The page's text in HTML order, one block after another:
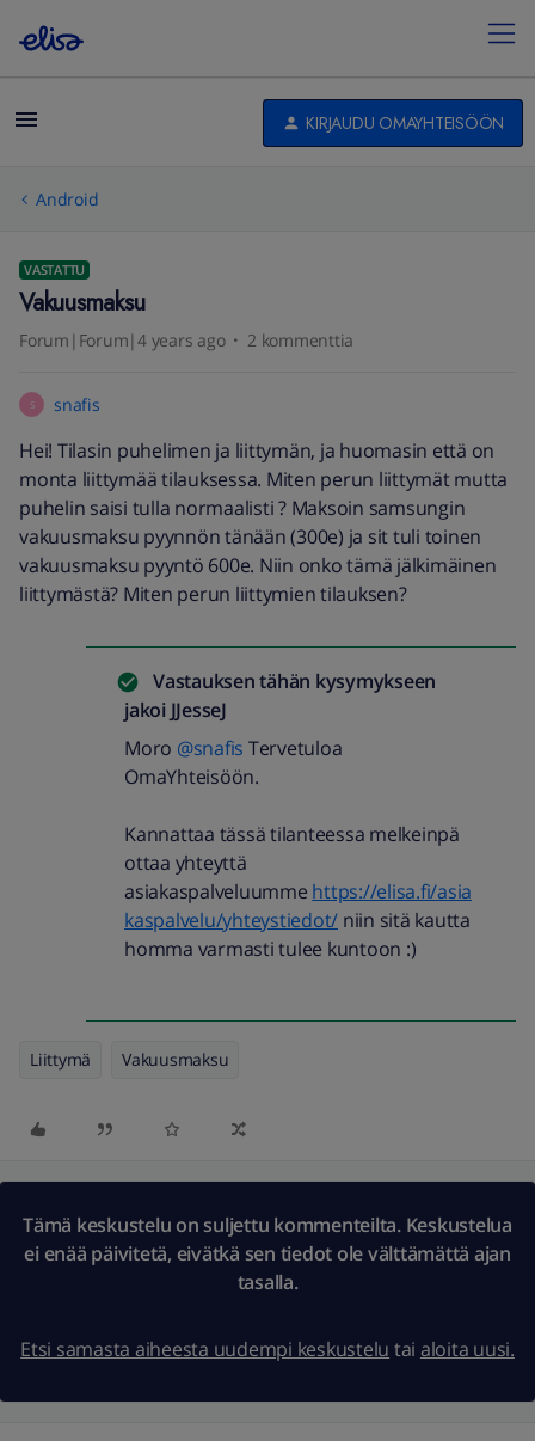
KIRJAUDU OMAYHTEISÖÖN
Android
VASTATTU
Vakuusmaksu
Forum|Forum|4 years ago 2 kommenttia
S snafis
Hei! Tilasin puhelimen ja liittymän, ja huomasin että on
monta liittymää tilauksessa. Miten perun liittymät mutta
puhelin saisi tulla normaalisti ? Maksoin samsungin
vakuusmaksu pyynnön tänään (300e) ja sit tuli toinen
vakuusmaksu pyyntö 600e. Niin onko tämä jälkimäinen
liittymästä? Miten perun liittymien tilauksen?
Vastauksen tähän kysymykseen
jakoi JJesseJ
Moro @snafis Tervetuloa
OmaYhteisöön.
Kannattaa tässä tilanteessa melkeinpä
ottaa yhteyttä
asiakaspalveluumme https://elisa.fi/asia
kaspalvelu/yhteystiedot/ niin sitä kautta
homma varmasti tulee kuntoon :)
Liittymä Vakuusmaksu
Tämä keskustelu on suljettu kommenteilta. Keskustelua
ei enää päivitetä, eivätkä sen tiedot ole välttämättä ajan
tasalla.
Etsi samasta aiheesta uudempi keskustelu tai aloita uusi.